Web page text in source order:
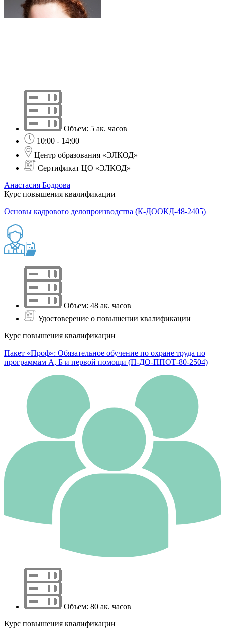
Объем: 5 ак. часов
10:00 - 14:00
Центр образования «ЭЛКОД»
Сертификат ЦО «ЭЛКОД»
Анастасия Бодрова
Курс повышения квалификации
Основы кадрового делопроизводства (К-ДООКД-48-2405)
Объем: 48 ак. часов
Удостоверение о повышении квалификации
Курс повышения квалификации
Пакет «Проф»: Обязательное обучение по охране труда по
программам А, Б и первой помощи (П-ДО-ППОТ-80-2504)
Объем: 80 ак. часов
Курс повышения квалификации